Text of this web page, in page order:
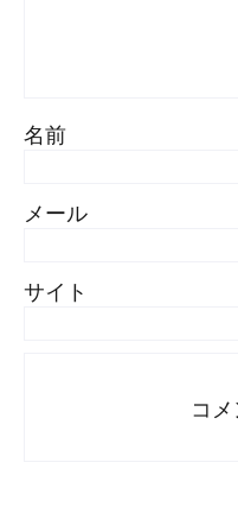
名前
メール
サイト